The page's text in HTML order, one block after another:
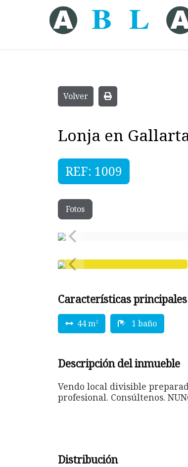
Volver
Lonja en
REF: 1009
Fotos
Características principales
44 m2 1 baño
Descripción del inmueble
Vendo local divisible
profesional. Consúltenos.
Distribución